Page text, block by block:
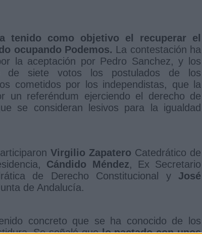
tenido como objetivo el recuperar el
ocupando Podemos. La contestación ha
la aceptación por Pedro Sanchez, y los
de siete votos los postulados de los
cometidos por los independistas, que la
un referéndum ejerciendo el derecho de
se consideran lesivos para la igualdad
Virgilio Zapatero Catedrático de
Cándido Méndez, Ex Secretario
de Derecho Constitucional y José
de Andalucía.
concreto que se ha conocido de los
Se señaló quelo pactado con unos